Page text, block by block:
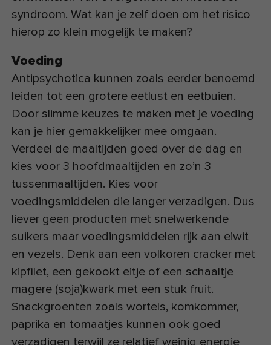
syndroom. Wat kan je zelf doen om het risico
hierop zo klein mogelijk te maken?
Voeding
Antipsychotica kunnen zoals eerder benoemd
leiden tot een grotere eetlust en eetbuien.
Door slimme keuzes te maken met je voeding
kan je hier gemakkelijker mee omgaan.
Verdeel de maaltijden goed over de dag en
kies voor 3 hoofdmaaltijden en zo’n 3
tussenmaaltijden. Kies voor
voedingsmiddelen die langer verzadigen. Dus
liever geen producten met snelwerkende
suikers maar voedingsmiddelen rijk aan eiwit
en vezels. Denk aan een volkoren cracker met
kipfilet, een gekookt eitje of een schaaltje
magere (soja)kwark met een stuk fruit.
Snackgroenten zoals wortels, komkommer,
paprika en tomaatjes kunnen ook goed
verzadigen terwijl ze relatief weinig energie